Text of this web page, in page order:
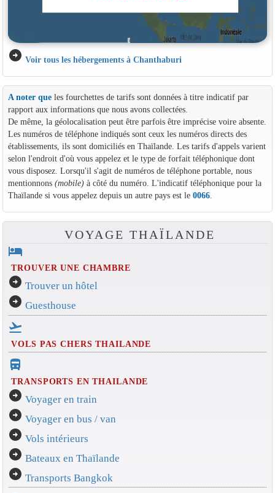
arrow_circle_right Voir tous les hébergements à Chanthaburi
A noter queles fourchettes de tarifs sont données à titre indicatif par
rapport aux informations que nous avons collectées.
De même, la géolocalisation peut être parfois être imprécise voire absente.
Les numéros de téléphone indiqués sont ceux les numéros directs des
établissements, ils sont domiciliés en Thaïlande. Les tarifs d'appels varient
selon l'endroit d'où vous appelez et le type de forfait téléphonique dont
vous disposez. Lorsqu'il s'agit de numéros de téléphone portable, nous
mentionnons (mobile)à côté du numéro. L'indicatif téléphonique pour la
Thaïlande si vous appelez depuis un autre pays est le 0066.
VOYAGE THAÏLANDE
hotel
TROUVER UNE CHAMBRE
arrow_circle_right Trouver un hôtel
arrow_circle_right Guesthouse
flight_takeoff
VOLS PAS CHERS THAILANDE
directions_bus_filled
TRANSPORTS EN THAILANDE
arrow_circle_right Voyager en train
arrow_circle_right Voyager en bus / van
arrow_circle_right Vols intérieurs
arrow_circle_right Bateaux en Thaïlande
arrow_circle_right Transports Bangkok